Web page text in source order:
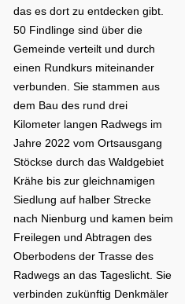
das es dort zu entdecken gibt.
50 Findlinge sind über die
Gemeinde verteilt und durch
einen Rundkurs miteinander
verbunden. Sie stammen aus
dem Bau des rund drei
Kilometer langen Radwegs im
Jahre 2022 vom Ortsausgang
Stöckse durch das Waldgebiet
Krähe bis zur gleichnamigen
Siedlung auf halber Strecke
nach Nienburg und kamen beim
Freilegen und Abtragen des
Oberbodens der Trasse des
Radwegs an das Tageslicht. Sie
verbinden zukünftig Denkmäler